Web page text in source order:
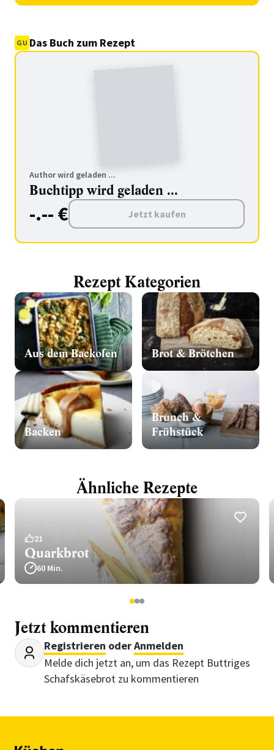
Das Buch zum Rezept
Author wird geladen ...
Buchtipp wird geladen ...
-.-- € Jetzt kaufen
Rezept Kategorien
Aus dem Backofen
Backen
Brot & Brötchen
Brunch &
Frühstück
Ähnliche Rezepte
21
Quarkbrot
60 Min.
123
Jetzt kommentieren
Registrieren oderAnmelden
Melde dich jetzt an, um das Rezept Buttriges
Schafskäsebrot zu kommentieren